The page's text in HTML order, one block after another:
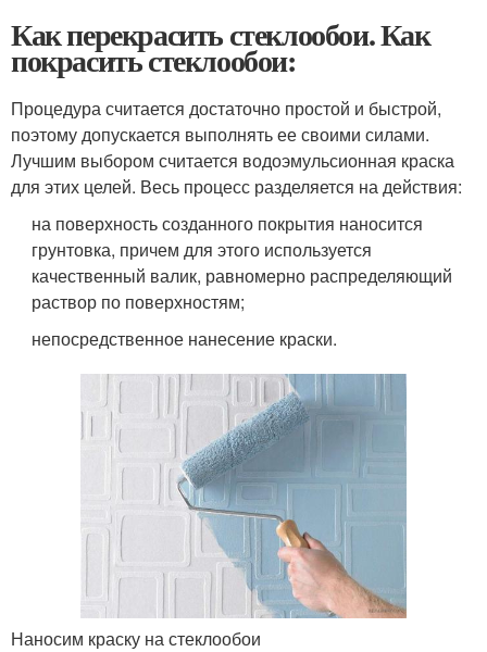
Как перекрасить стеклообои. Как
покрасить стеклообои:
Процедура считается достаточно простой и быстрой,
поэтому допускается выполнять ее своими силами.
Лучшим выбором считается водоэмульсионная краска
для этих целей. Весь процесс разделяется на действия:
на поверхность созданного покрытия наносится
грунтовка, причем для этого используется
качественный валик, равномерно распределяющий
раствор по поверхностям;
непосредственное нанесение краски.
Наносим краску на стеклообои